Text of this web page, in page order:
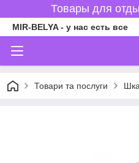
Товары для
MIR-BELYA - у нас есть все
Товари та послуги